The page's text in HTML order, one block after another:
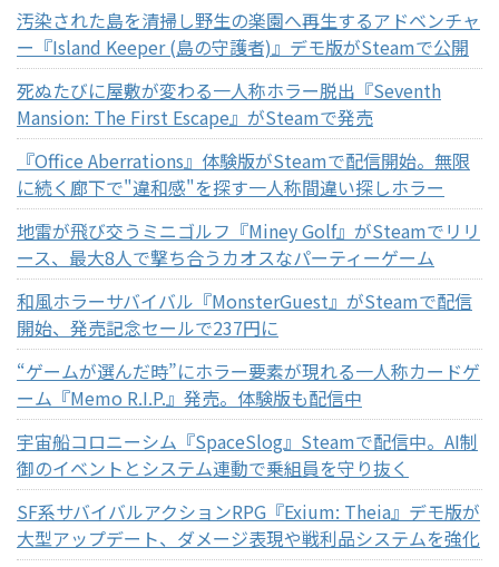
汚染された島を清掃し野生の楽園へ再生するアドベンチャ
ー『Island Keeper (島の守護者)』デモ版がSteamで公開
死ぬたびに屋敷が変わる一人称ホラー脱出『Seventh
Mansion: The First Escape』がSteamで発売
『Office Aberrations』体験版がSteamで配信開始。無限
に続く廊下で"違和感"を探す一人称間違い探しホラー
地雷が飛び交うミニゴルフ『Miney Golf』がSteamでリリ
ース、最大8人で撃ち合うカオスなパーティーゲーム
和風ホラーサバイバル『MonsterGuest』がSteamで配信
開始、発売記念セールで237円に
“ゲームが選んだ時”にホラー要素が現れる一人称カードゲ
ーム『Memo R.I.P.』発売。体験版も配信中
宇宙船コロニーシム『SpaceSlog』Steamで配信中。AI制
御のイベントとシステム連動で乗組員を守り抜く
SF系サバイバルアクションRPG『Exium: Theia』デモ版が
大型アップデート、ダメージ表現や戦利品システムを強化